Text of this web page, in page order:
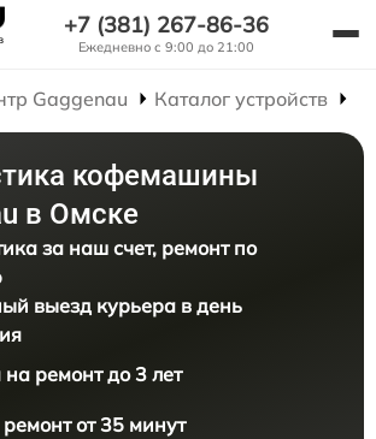
+7 (381) 267-86-36
Ежедневно с 9:00 до 21:00
Gaggenau Каталог устройств
кофемашины
в Омске
за наш счет, ремонт по
выезд курьера в день
на ремонт до 3 лет
от 35 минут